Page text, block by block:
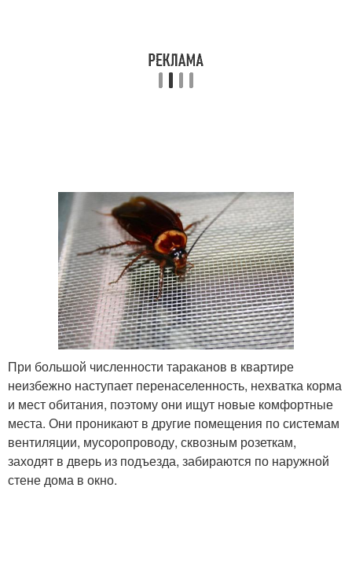
При большой численности тараканов в квартире
неизбежно наступает перенаселенность, нехватка корма
и мест обитания, поэтому они ищут новые комфортные
места. Они проникают в другие помещения по системам
вентиляции, мусоропроводу, сквозным розеткам,
заходят в дверь из подъезда, забираются по наружной
стене дома в окно.